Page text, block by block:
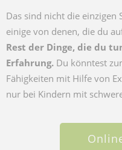
Das sind nicht die einzigen
einige von denen, die du
Rest der Dinge, die du
Erfahrung. Du könntest
Fähigkeiten mit Hilfe von
nur bei Kindern mit